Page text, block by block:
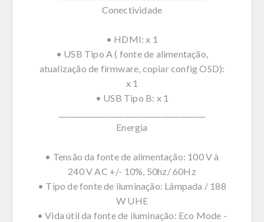
Conectividade
• HDMI: x 1
• USB Tipo A ( fonte de alimentação,
atualização de firmware, copiar config OSD):
x 1
• USB Tipo B: x 1
Energia
• Tensão da fonte de alimentação: 100 V à
240 V AC +/- 10%, 50hz/ 60Hz
• Tipo de fonte de iluminação: Lâmpada / 188
W UHE
• Vida útil da fonte de iluminação: Eco Mode -